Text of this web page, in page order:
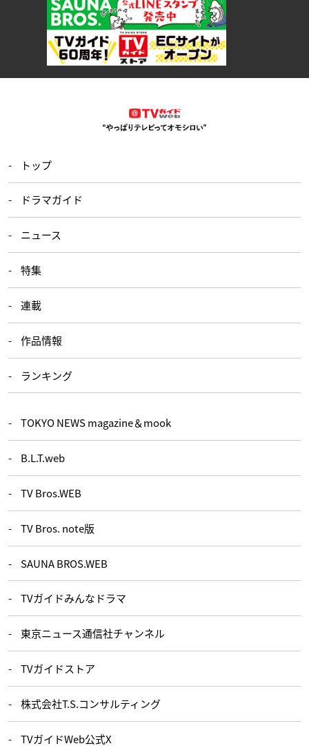
トップ
ドラマガイド
ニュース
特集
連載
作品情報
ランキング
TOKYO NEWS magazine＆mook
B.L.T.web
TV Bros.WEB
TV Bros. note版
SAUNA BROS.WEB
TVガイドみんなドラマ
東京ニュース通信社チャンネル
TVガイドストア
株式会社T.S.コンサルティング
TVガイドWeb公式X